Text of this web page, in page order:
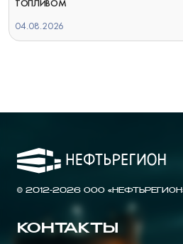
ТОПЛИВОМ
04.08.2026
© 2012-2026 ООО
КОНТАКТЫ